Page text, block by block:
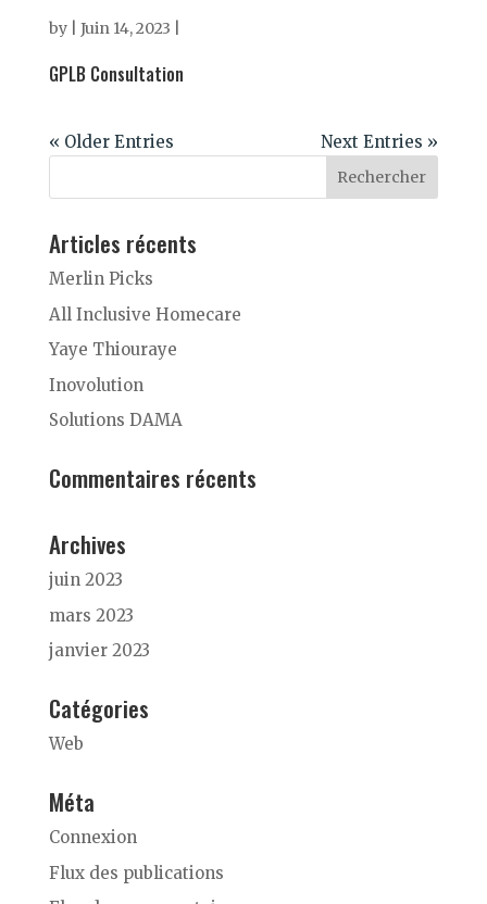
GPLB Consultation
by Juin 14, 2023
« Older Entries Next Entries »
Articles récents
Merlin Picks
All Inclusive Homecare
Yaye Thiouraye
Inovolution
Solutions DAMA
Commentaires récents
Archives
juin 2023
mars 2023
janvier 2023
Catégories
Web
Méta
Connexion
Flux des publications